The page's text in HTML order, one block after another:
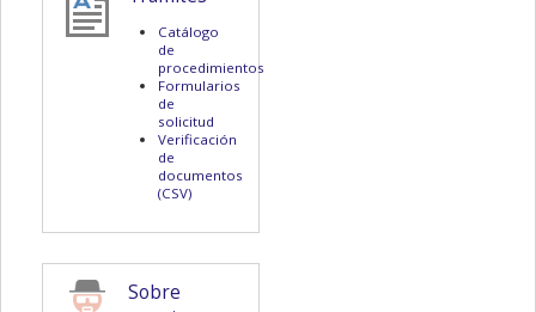
Catálogo
de
procedimientos
Formularios
de
solicitud
Verificación
de
documentos
(CSV)
Sobre